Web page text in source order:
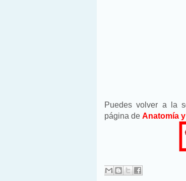
Puedes volver a la
página de Anatomía